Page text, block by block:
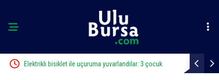
Elektrikli bisiklet ile uçuruma yuvarlandılar: 3 çocuk Bursa’da